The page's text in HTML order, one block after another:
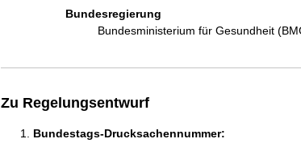
Bundesregierung
Bundesministerium für Gesundheit
Zu Regelungsentwurf
Bundestags-Drucksachennummer: